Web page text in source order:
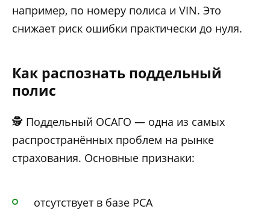
например, по номеру полиса и VIN. Это
снижает риск ошибки практически до нуля.
Как распознать поддельный
полис
🕵️ Поддельный ОСАГО — одна из самых
распространённых проблем на рынке
страхования. Основные признаки:
отсутствует в базе РСА